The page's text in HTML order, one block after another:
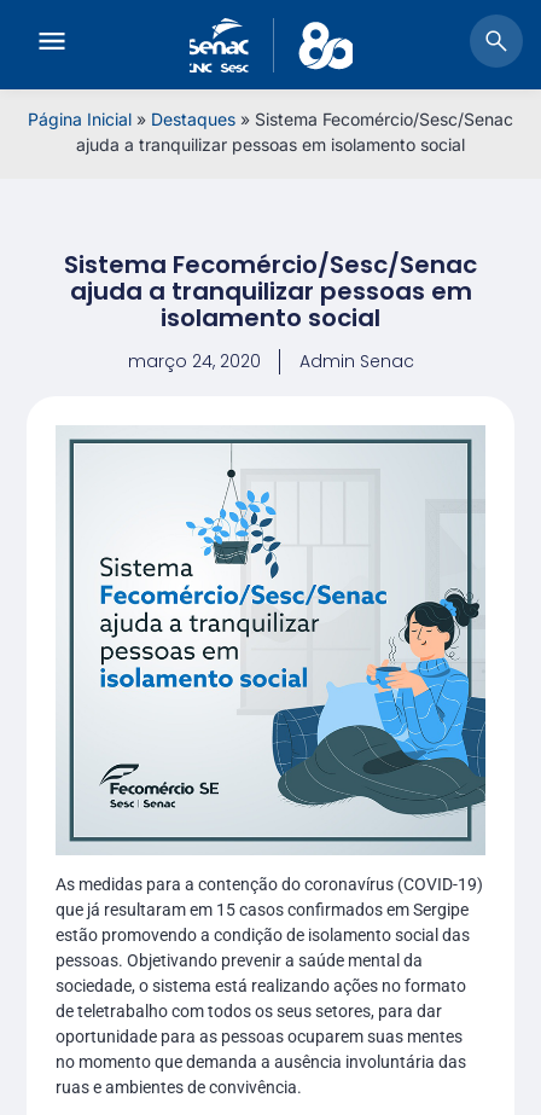
Página Inicial » Destaques » Sistema Fecomércio/Sesc/Senac
ajuda a tranquilizar pessoas em isolamento social
Sistema Fecomércio/Sesc/Senac
ajuda a tranquilizar pessoas em
isolamento social
março 24, 2020 Admin Senac
As medidas para a contenção do coronavírus (COVID-19)
que já resultaram em 15 casos confirmados em Sergipe
estão promovendo a condição de isolamento social das
pessoas. Objetivando prevenir a saúde mental da
sociedade, o sistema está realizando ações no formato
de teletrabalho com todos os seus setores, para dar
oportunidade para as pessoas ocuparem suas mentes
no momento que demanda a ausência involuntária das
ruas e ambientes de convivência.